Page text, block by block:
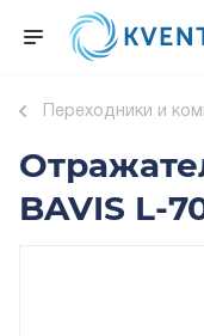
Переходники и
BAVIS L-